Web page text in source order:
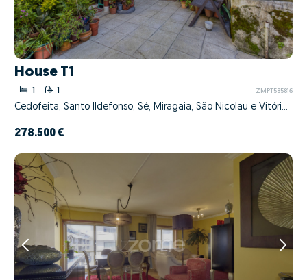
House T1
1 1 ZMPT585816
Cedofeita, Santo Ildefonso, Sé, Miragaia, São Nicolau e Vitória, Porto, Porto
278.500 €